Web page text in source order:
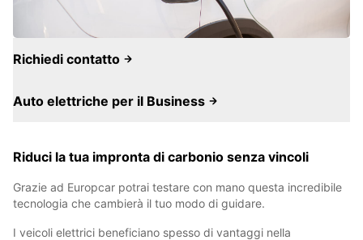
Richiedi contatto
Auto elettriche per il Business
Riduci la tua impronta di carbonio senza vincoli
Grazie ad Europcar potrai testare con mano questa incredibile
tecnologia che cambierà il tuo modo di guidare.
I veicoli elettrici beneficiano spesso di vantaggi nella